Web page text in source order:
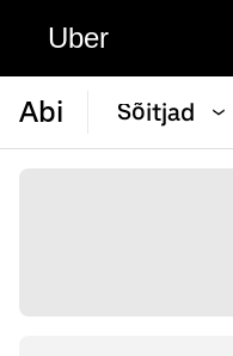
Uber
Abi Sõitjad